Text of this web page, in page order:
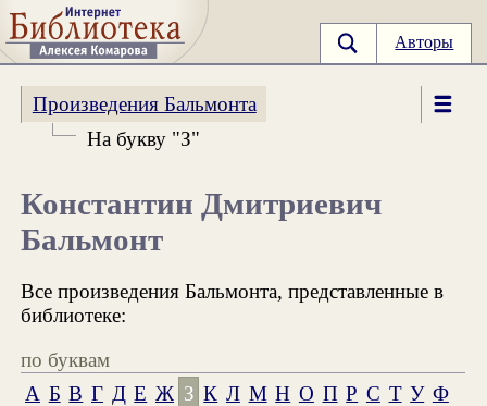
Авторы
Произведения Бальмонта
На букву "З"
Константин Дмитриевич
Бальмонт
Все произведения Бальмонта, представленные в
библиотеке:
по буквам
А Б В Г Д Е Ж З К Л М Н О П Р С Т У Ф